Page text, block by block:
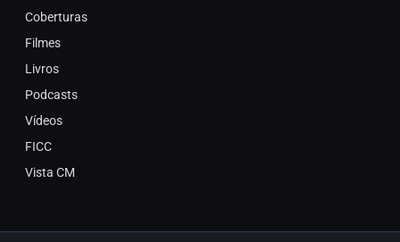
Coberturas
Filmes
Livros
Podcasts
Vídeos
FICC
Vista CM